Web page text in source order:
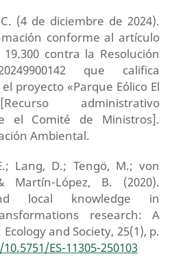
(4 de diciembre de 2024).
conforme al artículo
contra la Resolución
que califica
proyecto «Parque Eólico El
administrativo
el Comité de Ministros].
Ambiental.
Lang, D.; Tengö, M.; von
Martín-López, B. (2020).
local knowledge in
research: A
and Society, 25(1), p.
ES-11305-250103